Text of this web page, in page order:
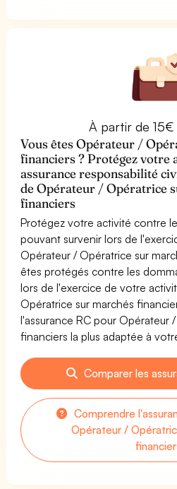
À partir de
Vous êtes Opérateur /
financiers ? Protégez votre
assurance responsabilité
de Opérateur / Opératrice
financiers
Protégez votre activité contre
pouvant survenir lors de
Opérateur / Opératrice sur
êtes protégés contre les
lors de l'exercice de votre
Opératrice sur marchés
l'assurance RC pour Opérateur
financiers la plus adaptée à
Comparer les
Comprendre
Opérateur /